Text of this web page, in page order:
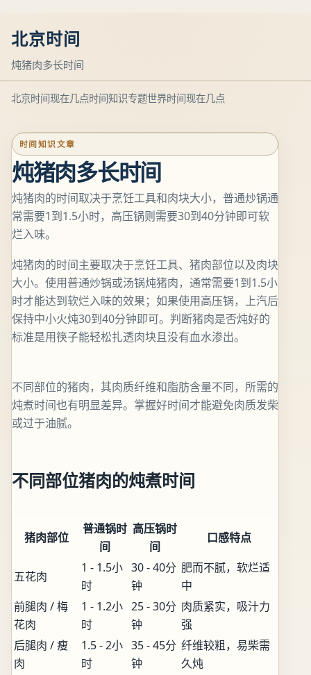
北京时间
炖猪肉多长时间
北京时间现在几点时间知识专题世界时间现在几点
时间知识文章
炖猪肉多长时间
炖猪肉的时间取决于烹饪工具和肉块大小，普通炒锅通
常需要1到1.5小时，高压锅则需要30到40分钟即可软
烂入味。
炖猪肉的时间主要取决于烹饪工具、猪肉部位以及肉块
大小。使用普通炒锅或汤锅炖猪肉，通常需要1到1.5小
时才能达到软烂入味的效果；如果使用高压锅，上汽后
保持中小火炖30到40分钟即可。判断猪肉是否炖好的
标准是用筷子能轻松扎透肉块且没有血水渗出。
不同部位的猪肉，其肉质纤维和脂肪含量不同，所需的
炖煮时间也有明显差异。掌握好时间才能避免肉质发柴
或过于油腻。
不同部位猪肉的炖煮时间
猪肉部位
普通锅时
间
高压锅时
间
口感特点
五花肉
1 - 1.5小
时
30 - 40分
钟
肥而不腻，软烂适
中
前腿肉 / 梅
花肉
1 - 1.2小
时
25 - 30分
钟
肉质紧实，吸汁力
强
后腿肉 / 瘦
肉
1.5 - 2小
时
35 - 45分
钟
纤维较粗，易柴需
久炖